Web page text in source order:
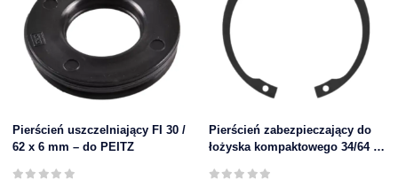
Pierścień uszczelniający FI 30 /
62 x 6 mm – do PEITZ
Pierścień zabezpieczający do
łożyska kompaktowego 34/64 x